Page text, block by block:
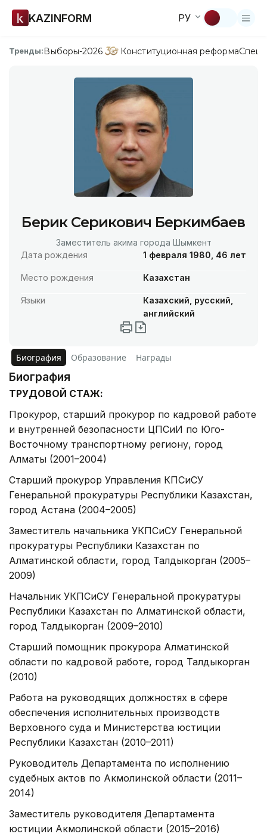
KAZINFORM РУ
Тренды:Выборы-2026 Конституционная реформа
Берик Серикович Беркимбаев
Заместитель акима города Шымкент
Дата рождения
1 февраля 1980, 46 лет
Место рождения Казахстан
Языки
Казахский, русский,
английский
Биография Образование Награды
Биография
ТРУДОВОЙ СТАЖ:
Прокурор, старший прокурор по кадровой работе
и внутренней безопасности ЦПСиИ по Юго-
Восточному транспортному региону, город
Алматы (2001–2004)
Старший прокурор Управления КПСиСУ
Генеральной прокуратуры Республики Казахстан,
город Астана (2004–2005)
Заместитель начальника УКПСиСУ Генеральной
прокуратуры Республики Казахстан по
Алматинской области, город Талдыкорган (2005–
2009)
Начальник УКПСиСУ Генеральной прокуратуры
Республики Казахстан по Алматинской области,
город Талдыкорган (2009–2010)
Старший помощник прокурора Алматинской
области по кадровой работе, город Талдыкорган
(2010)
Работа на руководящих должностях в сфере
обеспечения исполнительных производств
Верховного суда и Министерства юстиции
Республики Казахстан (2010–2011)
Руководитель Департамента по исполнению
судебных актов по Акмолинской области (2011–
2014)
Заместитель руководителя Департамента
юстиции Акмолинской области (2015–2016)